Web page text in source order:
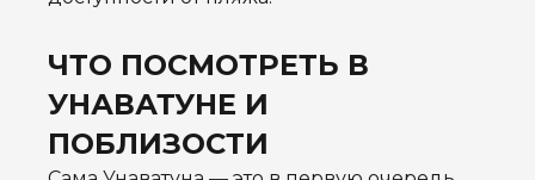
ЧТО ПОСМОТРЕТЬ В
УНАВАТУНЕ И
ПОБЛИЗОСТИ